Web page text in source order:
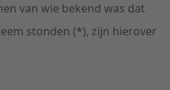
van wie bekend was dat
stonden (*), zijn hierover